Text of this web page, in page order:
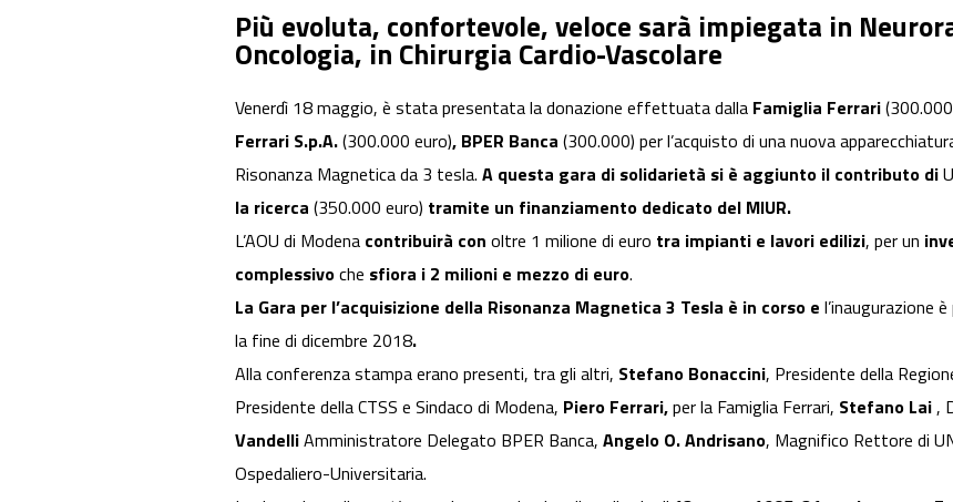
Più evoluta, confortevole, veloce sarà impiegata in
Oncologia, in Chirurgia Cardio-Vascolare
Venerdì 18 maggio, è stata presentata la donazione effettuata dalla Famiglia Ferrari
Ferrari S.p.A.(300.000 euro), BPER Banca (300.000) per l’acquisto di una nuova
Risonanza Magnetica da 3 tesla. A questa gara di solidarietà si è aggiunto il contributo di
la ricerca (350.000 euro) tramite un finanziamento dedicato del MIUR.
L’AOU di Modena contribuirà con oltre 1 milione di euro tra impianti e lavori edilizi, per un
complessivoche sfiora i 2 milioni e mezzo di euro.
La Gara per l’acquisizione della Risonanza Magnetica 3 Tesla è in corso e l’inaugurazione
la fine di dicembre 2018.
Alla conferenza stampa erano presenti, tra gli altri, Stefano Bonaccini, Presidente della
Presidente della CTSS e Sindaco di Modena, Piero Ferrari,per la Famiglia Ferrari, Stefano Lai,
VandelliAmministratore Delegato BPER Banca, Angelo O. Andrisano, Magnifico Rettore di
Ospedaliero-Universitaria.